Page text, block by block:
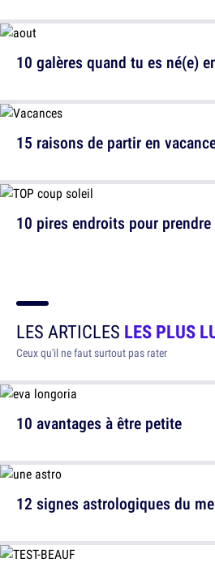
15 raisons de partir en
10 galères quand tu es né(e)
10 pires endroits pour
LES ARTICLES LES PLUS
Ceux qu'il ne faut surtout pas rater
10 avantages à être petite
12 signes astrologiques du